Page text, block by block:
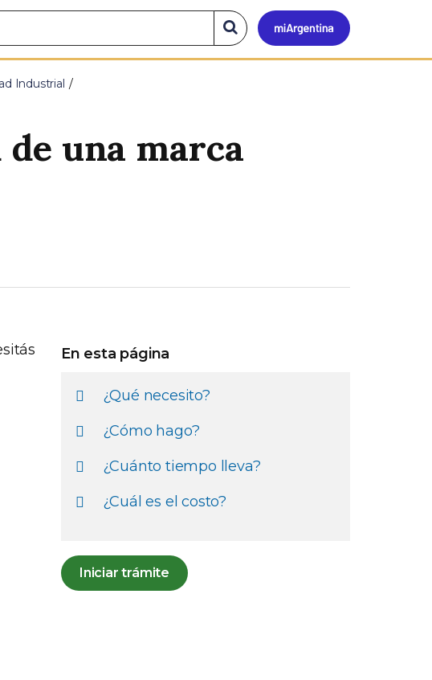
Mi
Buscar
en
el
Industrial
una marca
En esta página
¿Qué necesito?
¿Cómo hago?
¿Cuánto tiempo lleva?
¿Cuál es el costo?
Iniciar trámite